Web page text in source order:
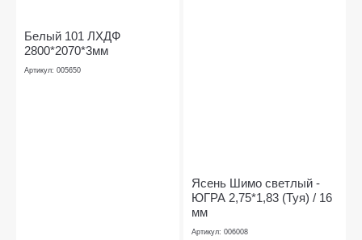
Белый 101 ЛХДФ
2800*2070*3мм
Артикул: 005650
Ясень Шимо светлый -
ЮГРА 2,75*1,83 (Туя) / 16
мм
Артикул: 006008